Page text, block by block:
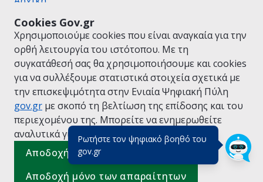
Ρωτήστε τον ψηφιακό βοηθό του
gov.gr(πάτησε για κλείσιμο)
Cookies Gov.gr
Χρησιμοποιούμε cookies που είναι αναγκαία για την
ορθή λειτουργία του ιστότοπου. Με τη
συγκατάθεσή σας θα χρησιμοποιήσουμε και cookies
για να συλλέξουμε στατιστικά στοιχεία σχετικά με
την επισκεψιμότητα στην Ενιαία Ψηφιακή Πύλη
gov.gr με σκοπό τη βελτίωση της επίδοσης και του
περιεχομένου της. Μπορείτε να ενημερωθείτε
αναλυτικά για την Πολιτική Cookies.
Αποδοχή όλων
Αποδοχή μόνο των απαραίτητων
Όροι Χρήσης
Πολιτική Απορρήτου
Δήλωση προσβασιμότητας
Πολιτική cookies
Προτάσεις για το gov.gr
Υλοποίηση από το Υπουργείο Ψηφιακής
Διακυβέρνησης
Ελληνικά |Αγγλικά